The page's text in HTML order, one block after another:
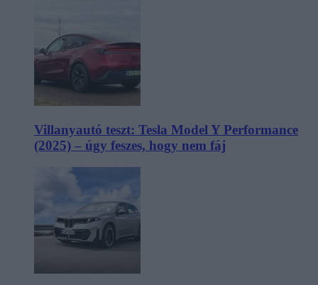
Villanyautó teszt: Tesla Model Y Performance
(2025) – úgy feszes, hogy nem fáj